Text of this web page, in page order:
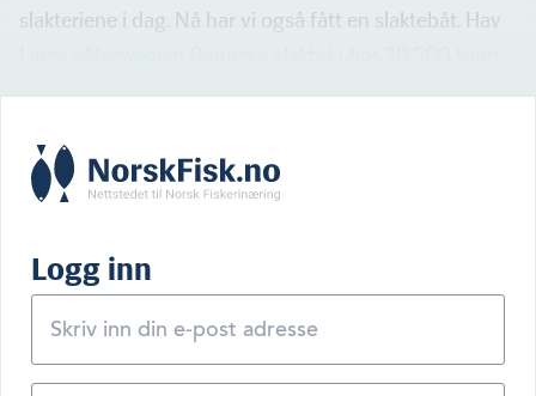
slakteriene i dag. Nå har vi også fått en slaktebåt. Hav
Logg inn